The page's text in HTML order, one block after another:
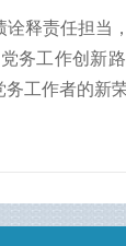
释责任担当
务工作创新
工作者的新荣